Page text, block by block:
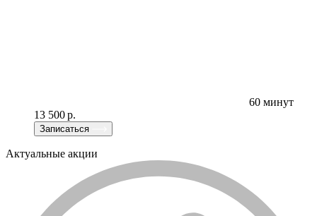
60 минут
13 500 р.
Записаться
Актуальные акции